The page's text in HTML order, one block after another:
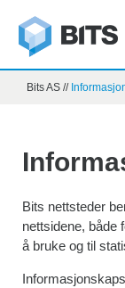
Bits AS //
Bits nettsteder
nettsidene, både
å bruke og til